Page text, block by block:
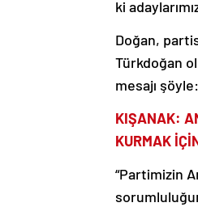
ki
Doğan,
Türkdoğan
mesajı şöyle:
KIŞANAK:
KURMAK
“Partimizin